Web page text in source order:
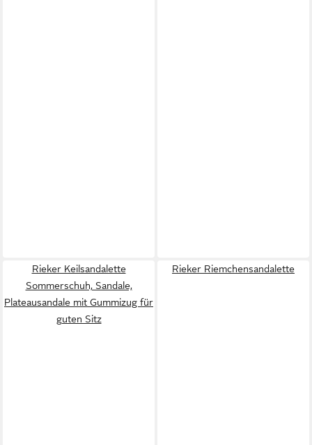
Rieker Keilsandalette
Sommerschuh, Sandale,
Plateausandale mit Gummizug für
guten Sitz
Rieker Riemchensandalette